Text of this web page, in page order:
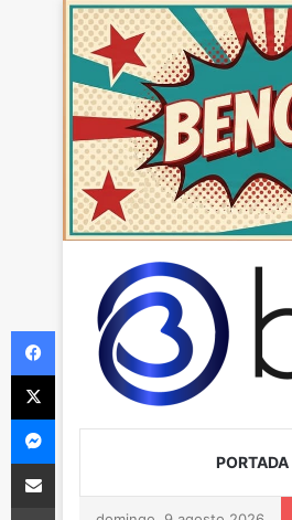
PORTADA
Facebook
X
Messenger
Compartir via Email